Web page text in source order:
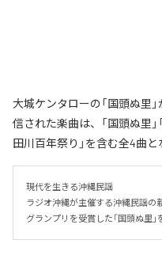
大城ケンタローの「国頭ぬ里
信された楽曲は、「国頭ぬ里」
田川百年祭り」を含む全4曲と
現代を生きる沖縄民謡
ラジオ沖縄が主催する沖縄民謡の
グランプリを受賞した「国頭ぬ里」